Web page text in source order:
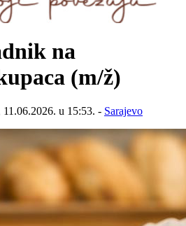
na
(m/ž)
11.06.2026. u 15:53. - Sarajevo